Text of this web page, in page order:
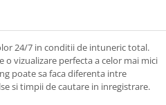
24/7 in conditii de intuneric total.
o vizualizare perfecta a celor mai mici
poate sa faca diferenta intre
si timpii de cautare in inregistrare.